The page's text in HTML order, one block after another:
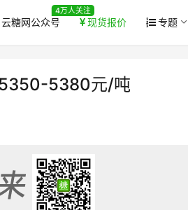
云糖网公众号
4万人关注
现货报价 专题
5350-5380元/吨